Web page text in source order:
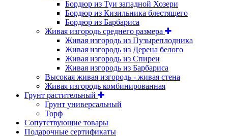
Бордюр из Туи западной Хозери
Бордюр из Кизильника блестящего
Бордюр из Барбариса
Живая изгородь среднего размера
Живая изгородь из Пузыреплодника
Живая изгородь из Дерена белого
Живая изгородь из Спиреи
Живая изгородь из Барбариса
Высокая живая изгородь - живая стена
Живая изгородь комбинированная
Грунт растительный
Грунт универсальный
Торф
Сопутствующие товары
Подарочные сертификаты